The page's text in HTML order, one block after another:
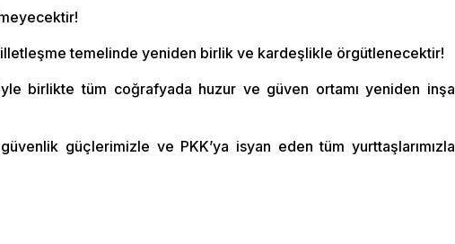
temelinde yeniden birlik ve kardeşlikle örgütlenecektir!
birlikte tüm coğrafyada huzur ve güven ortamı yeniden inşa
güçlerimizle ve PKK’ya isyan eden tüm yurttaşlarımızla